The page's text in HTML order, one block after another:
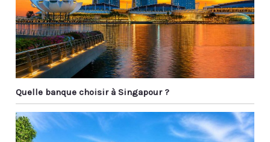
Quelle banque choisir à Singapour ?